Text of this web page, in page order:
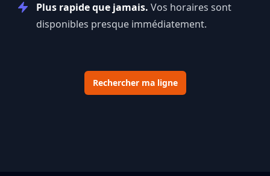
Plus rapide que jamais. Vos horaires sont
disponibles presque immédiatement.
Rechercher ma ligne